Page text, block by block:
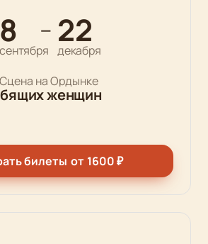
8
сентября
— 22
декабря
на Ордынке
женщин
билеты от 1600₽